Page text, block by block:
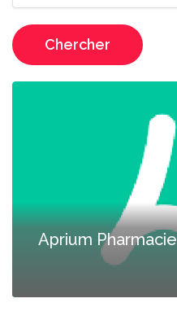
Chercher
Aprium Pharmacie